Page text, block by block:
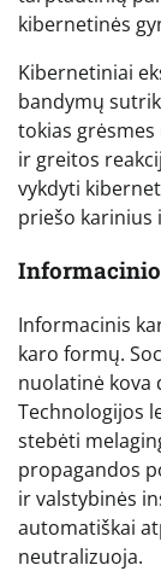
kibernetinės
Kibernetiniai
bandymų
tokias
ir greitos
vykdyti
priešo karinius
Informacinis
karo formų.
nuolatinė kova
Technologijos
stebėti
propagandos
ir valstybinės
automatiškai
neutralizuoja.